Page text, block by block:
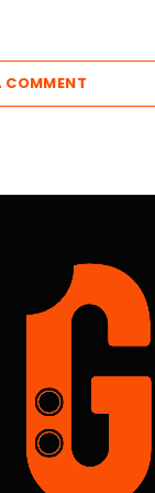
COMMENT